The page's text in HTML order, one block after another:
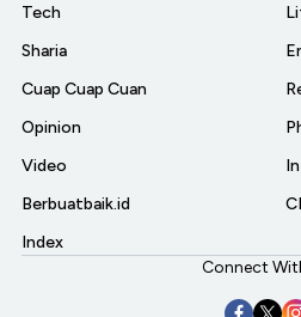
Tech
Sharia
Cuap Cuap Cuan
Opinion
Video
Berbuatbaik.id
Index
Connect